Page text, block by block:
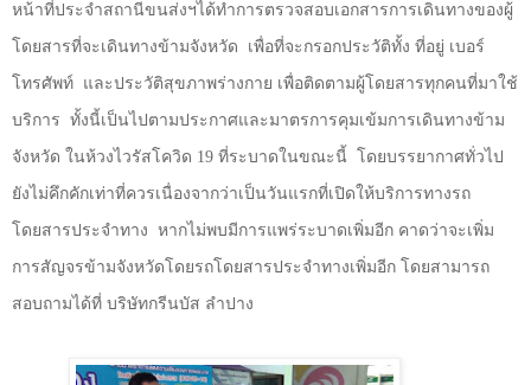
หน้าที่ประจำสถานีขนส่งฯได้ทำการตรวจสอบเอกสารการเดินทางของผู้
โดยสารที่จะเดินทางข้ามจังหวัด เพื่อที่จะกรอกประวัติทั้ง ที่อยู่ เบอร์
โทรศัพท์ และประวัติสุขภาพร่างกาย เพื่อติดตามผู้โดยสารทุกคนที่มาใช้
บริการ ทั้งนี้เป็นไปตามประกาศและมาตรการคุมเข้มการเดินทางข้าม
จังหวัด ในห้วงไวรัสโควิด 19 ที่ระบาดในขณะนี้ โดยบรรยากาศทั่วไป
ยังไม่คึกคักเท่าที่ควรเนื่องจากว่าเป็นวันแรกที่เปิดให้บริการทางรถ
โดยสารประจำทาง หากไม่พบมีการแพร่ระบาดเพิ่มอีก คาดว่าจะเพิ่ม
การสัญจรข้ามจังหวัดโดยรถโดยสารประจำทางเพิ่มอีก โดยสามารถ
สอบถามได้ที่ บริษัทกรีนบัส ลำปาง